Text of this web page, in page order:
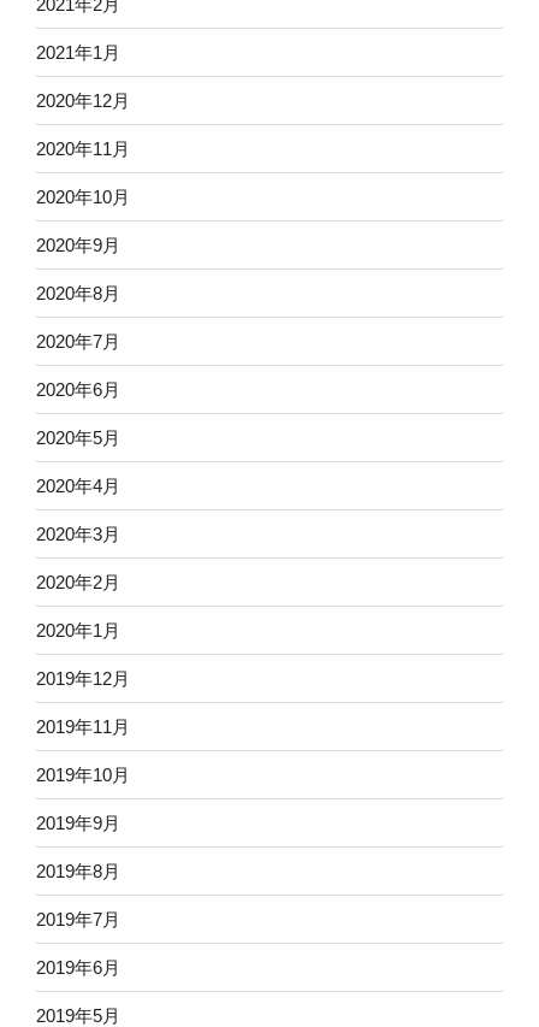
2021年1月
2020年12月
2020年11月
2020年10月
2020年9月
2020年8月
2020年7月
2020年6月
2020年5月
2020年4月
2020年3月
2020年2月
2020年1月
2019年12月
2019年11月
2019年10月
2019年9月
2019年8月
2019年7月
2019年6月
2019年5月